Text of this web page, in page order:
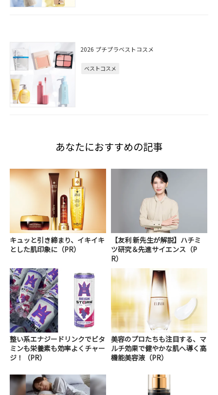
2026 プチプラベストコスメ
ベストコスメ
あなたにおすすめの記事
キュッと引き締まり、イキイキ
とした肌印象に（PR）
【友利 新先生が解説】ハチミ
ツ研究＆先進サイエンス（P
R）
整い系エナジードリンクでビタ
ミンも栄養素も効率よくチャー
ジ！（PR）
美容のプロたちも注目する、マ
ルチ効果で健やかな肌へ導く高
機能美容液（PR）